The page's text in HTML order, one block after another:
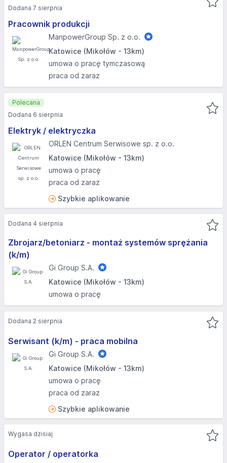
Pracownik produkcji
ManpowerGroup Sp. z o.o.
Katowice (Mikołów - 13km)
umowa o pracę tymczasową
praca od zaraz
Dodana 7 sierpnia
Elektryk / elektryczka
ORLEN Centrum Serwisowe sp. z o.o.
Katowice (Mikołów - 13km)
umowa o pracę
praca od zaraz
Szybkie aplikowanie
Polecana
Dodana 6 sierpnia
Zbrojarz/betoniarz - montaż systemów sprężania
(k/m)
Gi Group S.A.
Katowice (Mikołów - 13km)
umowa o pracę
Dodana 4 sierpnia
Serwisant (k/m) - praca mobilna
Gi Group S.A.
Katowice (Mikołów - 13km)
umowa o pracę
praca od zaraz
Szybkie aplikowanie
Dodana 2 sierpnia
Operator / operatorka
Wygasa dzisiaj